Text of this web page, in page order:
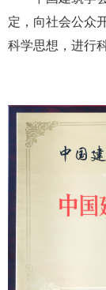
定，向社会公众
科学思想，进行